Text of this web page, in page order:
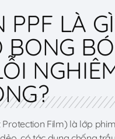
PPF LÀ
BONG
Protection Film) là lớp